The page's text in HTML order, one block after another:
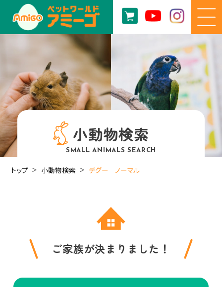
小動物検索
SMALL ANIMALS SEARCH
トップ 小動物検索 デグー ノーマル
ご家族が決まりました！